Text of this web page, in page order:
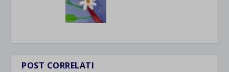
POST CORRELATI